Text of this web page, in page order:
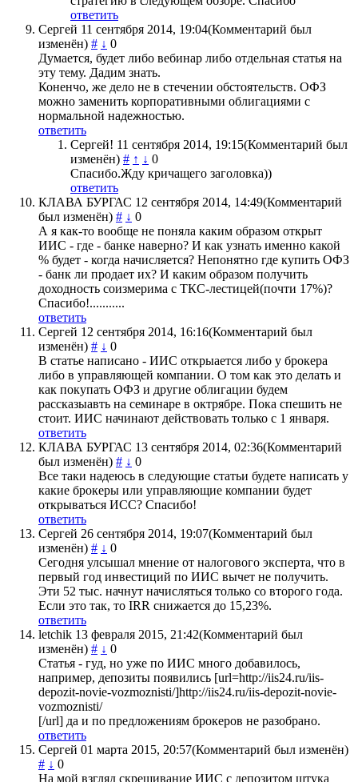
ответить
Сергей 11 сентября 2014, 19:04(Комментарий был
изменён) # ↓ 0
Думается, будет либо вебинар либо отдельная статья на
эту тему. Дадим знать.
Коненчо, же дело не в стечении обстоятельств. ОФЗ
можно заменить корпоративными облигациями с
нормальной надежностью.
ответить
Сергей! 11 сентября 2014, 19:15(Комментарий был
изменён) # ↑ ↓ 0
Спасибо.Жду кричащего заголовка))
ответить
КЛАВА БУРГАС 12 сентября 2014, 14:49(Комментарий
был изменён) # ↓ 0
А я как-то вообще не поняла каким образом открыт
ИИС - где - банке наверно? И как узнать именно какой
% будет - когда начисляется? Непонятно где купить ОФЗ
- банк ли продает их? И каким образом получить
доходность соизмерима с ТКС-лестицей(почти 17%)?
Спасибо!...........
ответить
Сергей 12 сентября 2014, 16:16(Комментарий был
изменён) # ↓ 0
В статье написано - ИИС открыается либо у брокера
либо в управляющей компании. О том как это делать и
как покупать ОФЗ и другие облигации будем
рассказыавть на семинаре в октрябре. Пока спешить не
стоит. ИИС начинают действовать только с 1 января.
ответить
КЛАВА БУРГАС 13 сентября 2014, 02:36(Комментарий
был изменён) # ↓ 0
Все таки надеюсь в следующие статьи будете написать у
какие брокеры или управляющие компании будет
открываться ИСС? Спасибо!
ответить
Сергей 26 сентября 2014, 19:07(Комментарий был
изменён) # ↓ 0
Сегодня улсышал мнение от налогового эксперта, что в
первый год инвестиций по ИИС вычет не получить.
Эти 52 тыс. начнут начисляться только со второго года.
Если это так, то IRR снижается до 15,23%.
ответить
letchik 13 февраля 2015, 21:42(Комментарий был
изменён) # ↓ 0
Статья - гуд, но уже по ИИС много добавилось,
например, депозиты появились [url=http://iis24.ru/iis-
depozit-novie-vozmoznisti/]http://iis24.ru/iis-depozit-novie-
vozmoznisti/
[/url] да и по предложениям брокеров не разобрано.
ответить
Сергей 01 марта 2015, 20:57(Комментарий был изменён)
# ↓ 0
На мой взгляд скрещивание ИИС с депозитом штука